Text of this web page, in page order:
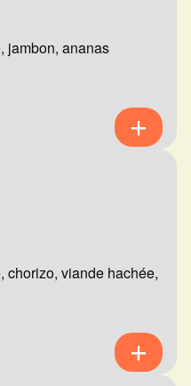
jambon, ananas
chorizo, viande hachée,